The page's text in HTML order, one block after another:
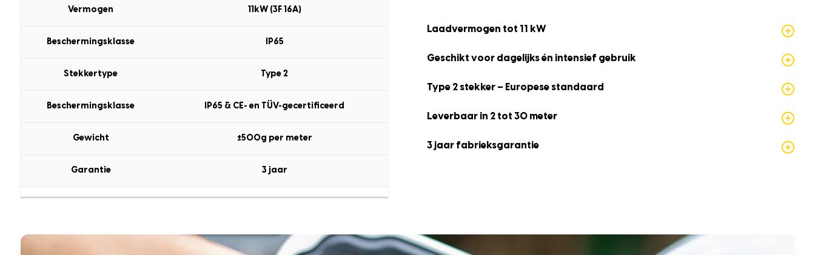
Vermogen 11kW (3F 16A)
Beschermingsklasse IP65
Stekkertype Type 2
Beschermingsklasse IP65 & CE- en TÜV-gecertificeerd
Gewicht ±500g per meter
Garantie 3 jaar
Laadvermogen tot 11 kW
Geschikt voor dagelijks én intensief gebruik
Type 2 stekker – Europese standaard
Leverbaar in 2 tot 30 meter
3 jaar fabrieksgarantie